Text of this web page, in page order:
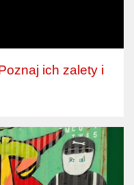
ich zalety i